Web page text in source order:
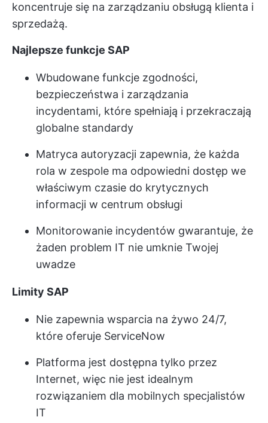
koncentruje się na zarządzaniu obsługą klienta i
sprzedażą.
Najlepsze funkcje SAP
Wbudowane funkcje zgodności,
bezpieczeństwa i zarządzania
incydentami, które spełniają i przekraczają
globalne standardy
Matryca autoryzacji zapewnia, że każda
rola w zespole ma odpowiedni dostęp we
właściwym czasie do krytycznych
informacji w centrum obsługi
Monitorowanie incydentów gwarantuje, że
żaden problem IT nie umknie Twojej
uwadze
Limity SAP
Nie zapewnia wsparcia na żywo 24/7,
które oferuje ServiceNow
Platforma jest dostępna tylko przez
Internet, więc nie jest idealnym
rozwiązaniem dla mobilnych specjalistów
IT